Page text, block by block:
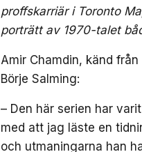
proffskarriär i Toronto
porträtt av 1970-talet
Amir Chamdin, känd
Börje Salming:
– Den här serien har
med att jag läste en
och utmaningarna han